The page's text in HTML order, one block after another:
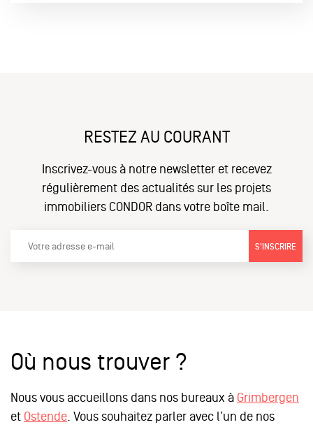
RESTEZ AU COURANT
Inscrivez-vous à notre newsletter et recevez
régulièrement des actualités sur les projets
immobiliers CONDOR dans votre boîte mail.
S'INSCRIRE
Où nous trouver ?
Nous vous accueillons dans nos bureaux à Grimbergen
et Ostende . Vous souhaitez parler avec l’un de nos